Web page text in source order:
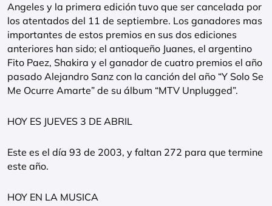
Angeles y la primera edición tuvo que ser cancelada por
los atentados del 11 de septiembre. Los ganadores mas
importantes de estos premios en sus dos ediciones
anteriores han sido; el antioqueño Juanes, el argentino
Fito Paez, Shakira y el ganador de cuatro premios el año
pasado Alejandro Sanz con la canción del año “Y Solo Se
Me Ocurre Amarte” de su álbum “MTV Unplugged”.
HOY ES JUEVES 3 DE ABRIL
Este es el día 93 de 2003, y faltan 272 para que termine
este año.
HOY EN LA MUSICA